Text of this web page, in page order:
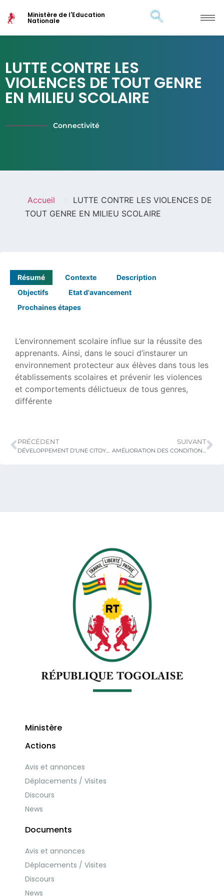
Ministère de l'Education
Nationale
LUTTE CONTRE LES
VIOLENCES DE TOUT GENRE
EN MILIEU SCOLAIRE
Connectivité
Accueil
LUTTE CONTRE LES VIOLENCES DE
TOUT GENRE EN MILIEU SCOLAIRE
Résumé Contexte
Description
Objectifs
Etat d'avancement
Prochaines étapes
L’environnement scolaire influe sur la réussite des
apprenants. Ainsi, dans le souci d’instaurer un
environnement protecteur aux élèves dans tous les
établissements scolaires et prévenir les violences
et comportements délictueux de tous genres,
différente
PRÉCÉDENT SUIVANT
Ministère
Actions
Avis et annonces
Déplacements / Visites
Discours
News
Documents
Avis et annonces
Déplacements / Visites
Discours
News